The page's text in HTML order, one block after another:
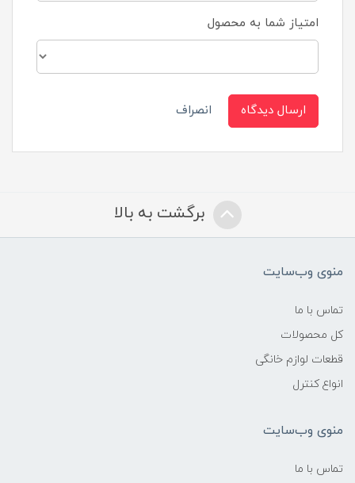
امتیاز شما به محصول
ارسال دیدگاه انصراف
برگشت به بالا
منوی وب‌سایت
تماس با ما
کل محصولات
قطعات لوازم خانگی
انواع کنترل
منوی وب‌سایت
تماس با ما